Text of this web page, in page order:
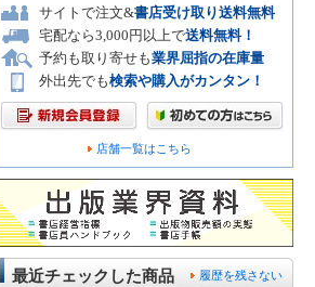
サイトで注文&書店受け取り送料無料
宅配なら3,000円以上で送料無料！
予約も取り寄せも業界屈指の在庫量
外出先でも検索や購入がカンタン！
店舗一覧はこちら
履歴を残さない
最近チェックした商品